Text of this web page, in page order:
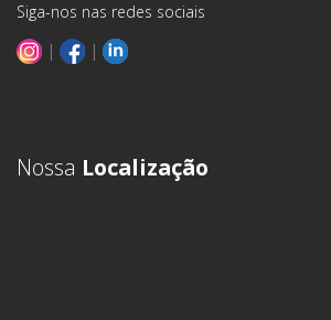
Siga-nos nas redes sociais
|
|
Nossa Localização